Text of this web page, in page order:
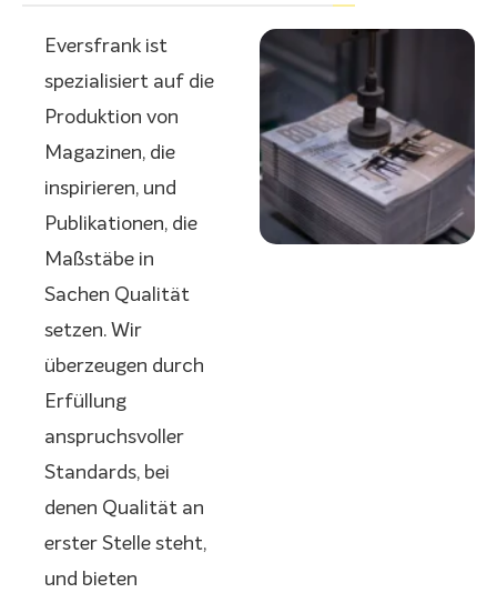
Eversfrank ist
spezialisiert auf die
Produktion von
Magazinen, die
inspirieren, und
Publikationen, die
Maßstäbe in
Sachen Qualität
setzen. Wir
überzeugen durch
Erfüllung
anspruchsvoller
Standards, bei
denen Qualität an
erster Stelle steht,
und bieten